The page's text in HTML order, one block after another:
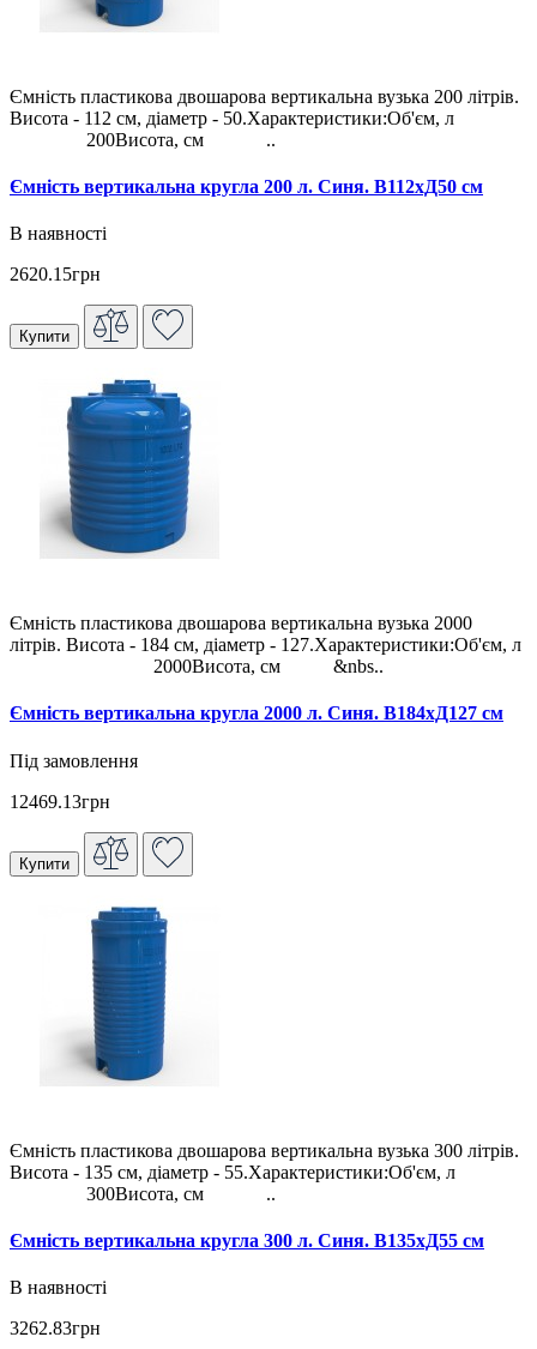
Ємність пластикова двошарова вертикальна вузька 200 літрів.
Висота - 112 см, діаметр - 50.Характеристики:Об'єм, л
200Висота, см ..
Ємність вертикальна кругла 200 л. Синя. В112хД50 см
В наявності
2620.15грн
Купити
Ємність пластикова двошарова вертикальна вузька 2000
літрів. Висота - 184 см, діаметр - 127.Характеристики:Об'єм, л
2000Висота, см &nbs..
Ємність вертикальна кругла 2000 л. Синя. В184хД127 см
Під замовлення
12469.13грн
Купити
Ємність пластикова двошарова вертикальна вузька 300 літрів.
Висота - 135 см, діаметр - 55.Характеристики:Об'єм, л
300Висота, см ..
Ємність вертикальна кругла 300 л. Синя. В135хД55 см
В наявності
3262.83грн